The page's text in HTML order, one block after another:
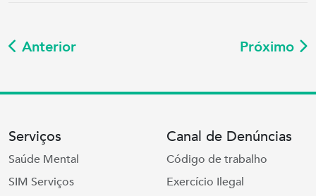
Anterior Próximo
Serviços
Saúde Mental
SIM Serviços
Canal de Denúncias
Código de trabalho
Exercício Ilegal